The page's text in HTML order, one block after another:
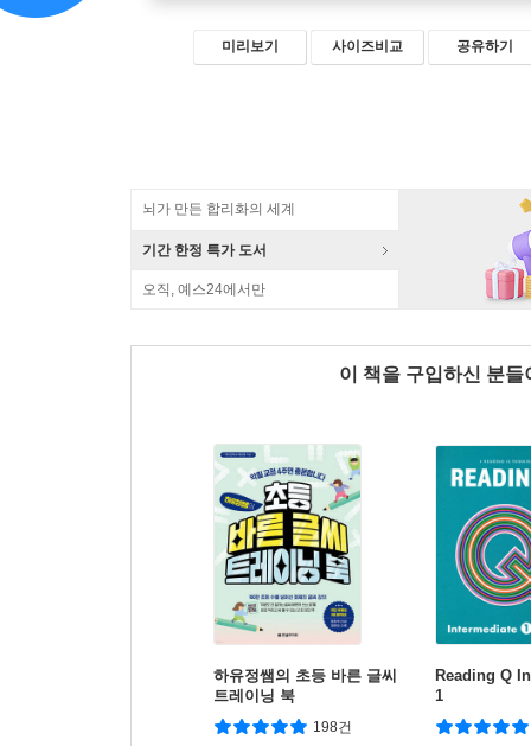
미리보기 사이즈비교 공유하기
뇌가 만든 합리화의 세계
기간 한정 특가 도서
오직, 예스24에서만
이 책을 구입하신 분
하유정쌤의 초등 바른 글씨
트레이닝 북
198건
Reading Q
1